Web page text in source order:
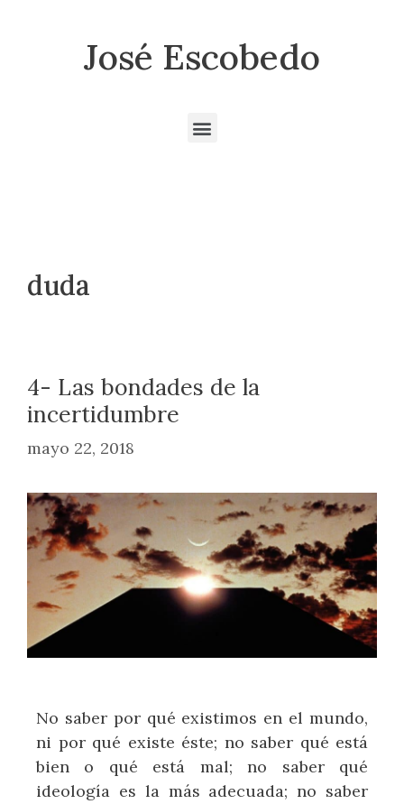
José Escobedo
duda
4- Las bondades de la
incertidumbre
mayo 22, 2018
No saber por qué existimos en el mundo,
ni por qué existe éste; no saber qué está
bien o qué está mal; no saber qué
ideología es la más adecuada; no saber